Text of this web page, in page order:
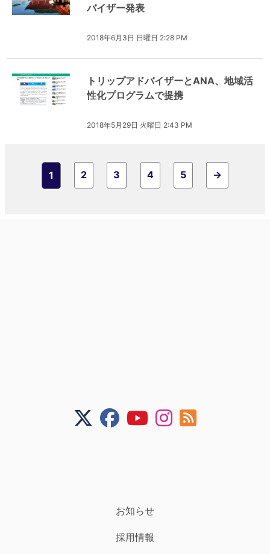
バイザー発表
2018年6月3日 日曜日 2:28 PM
トリップアドバイザーとANA、地域活
性化プログラムで提携
2018年5月29日 火曜日 2:43 PM
1 2 3 4 5 →
お知らせ
採用情報